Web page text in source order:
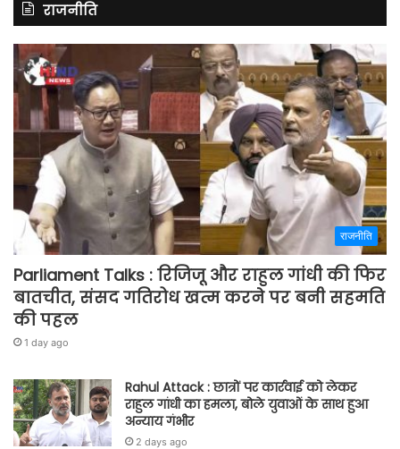
राजनीति
राजनीति
Parliament Talks : रिजिजू और राहुल गांधी की फिर
बातचीत, संसद गतिरोध खत्म करने पर बनी सहमति
की पहल
1 day ago
Rahul Attack : छात्रों पर कार्रवाई को लेकर
राहुल गांधी का हमला, बोले युवाओं के साथ हुआ
अन्याय गंभीर
2 days ago